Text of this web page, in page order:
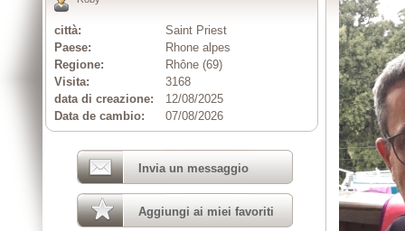
città:
Saint Priest
Paese:
Rhone alpes
Regione:
Rhône (69)
Visita:
3168
data di creazione:
12/08/2025
Data de cambio:
07/08/2026
Invia un messaggio
Aggiungi ai miei favoriti